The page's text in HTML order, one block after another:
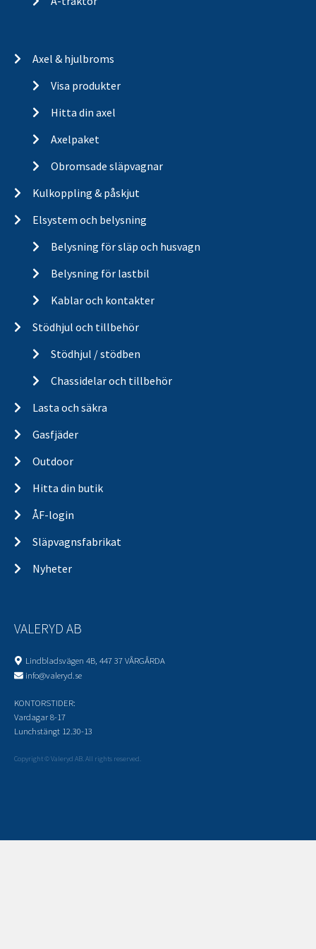
Axel & hjulbroms
Visa produkter
Hitta din axel
Axelpaket
Obromsade släpvagnar
Kulkoppling & påskjut
Elsystem och belysning
Belysning för släp och husvagn
Belysning för lastbil
Kablar och kontakter
Stödhjul och tillbehör
Stödhjul / stödben
Chassidelar och tillbehör
Lasta och säkra
Gasfjäder
Outdoor
Hitta din butik
ÅF-login
Släpvagnsfabrikat
Nyheter
VALERYD AB
Lindbladsvägen 4B, 447 37 VÅRGÅRDA
info@valeryd.se
KONTORSTIDER:
Vardagar 8-17
Lunchstängt 12.30-13
Copyright © Valeryd AB. All rights reserved.